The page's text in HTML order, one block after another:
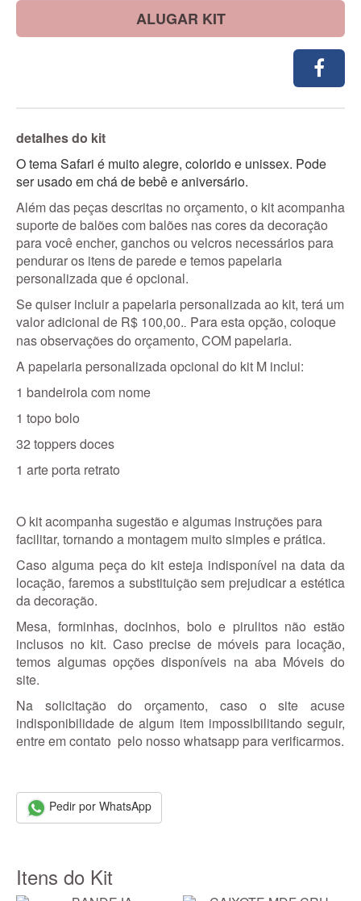
ALUGAR KIT
detalhes do kit
O tema Safari é muito alegre, colorido e unissex. Pode
ser usado em chá de bebê e aniversário.
Além das peças descritas no orçamento, o kit acompanha
suporte de balões com balões nas cores da decoração
para você encher, ganchos ou velcros necessários para
pendurar os itens de parede e temos papelaria
personalizada que é opcional.
Se quiser incluir a papelaria personalizada ao kit, terá um
valor adicional de R$ 100,00.. Para esta opção, coloque
nas observações do orçamento, COM papelaria.
A papelaria personalizada opcional do kit M inclui:
1 bandeirola com nome
1 topo bolo
32 toppers doces
1 arte porta retrato
O kit acompanha sugestão e algumas instruções para
facilitar, tornando a montagem muito simples e prática.
Caso alguma peça do kit esteja indisponível na data da
locação, faremos a substituição sem prejudicar a estética
da decoração.
Mesa, forminhas, docinhos, bolo e pirulitos não estão
inclusos no kit. Caso precise de móveis para locação,
temos algumas opções disponíveis na aba Móveis do
site.
Na solicitação do orçamento, caso o site acuse
indisponibilidade de algum item impossibilitando seguir,
entre em contato pelo nosso whatsapp para verificarmos.
Pedir por WhatsApp
Itens do Kit